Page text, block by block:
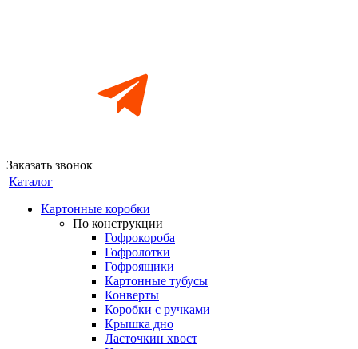
Заказать звонок
Каталог
Картонные коробки
По конструкции
Гофрокороба
Гофролотки
Гофроящики
Картонные тубусы
Конверты
Коробки с ручками
Крышка дно
Ласточкин хвост